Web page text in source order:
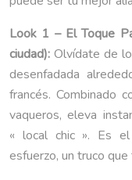
Look 1 – El Toque
ciudad): Olvídate de
desenfadada
francés. Combinado
vaqueros, eleva
« local chic ». Es
esfuerzo, un truco